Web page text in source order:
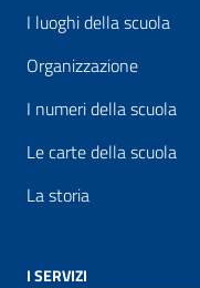
I luoghi della scuola
Organizzazione
I numeri della scuola
Le carte della scuola
La storia
I SERVIZI